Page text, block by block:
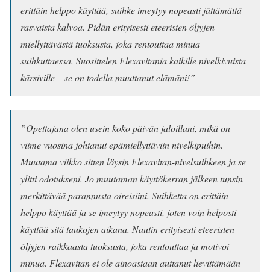
erittäin helppo käyttää, suihke imeytyy nopeasti jättämättä
rasvaista kalvoa. Pidän erityisesti eteeristen öljyjen
miellyttävästä tuoksusta, joka rentouttaa minua
suihkuttaessa. Suosittelen Flexavitania kaikille nivelkivuista
kärsiville – se on todella muuttanut elämäni!”
”Opettajana olen usein koko päivän jaloillani, mikä on
viime vuosina johtanut epämiellyttäviin nivelkipuihin.
Muutama viikko sitten löysin Flexavitan-nivelsuihkeen ja se
ylitti odotukseni. Jo muutaman käyttökerran jälkeen tunsin
merkittävää parannusta oireisiini. Suihketta on erittäin
helppo käyttää ja se imeytyy nopeasti, joten voin helposti
käyttää sitä taukojen aikana. Nautin erityisesti eteeristen
öljyjen raikkaasta tuoksusta, joka rentouttaa ja motivoi
minua. Flexavitan ei ole ainoastaan auttanut lievittämään